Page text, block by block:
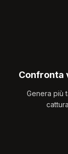
Confronta
Genera più